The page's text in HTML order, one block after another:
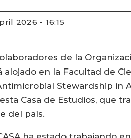
2026 - 16:15
de la
en la Facultad de
Stewardship
Casa de Estudios, que
del país.